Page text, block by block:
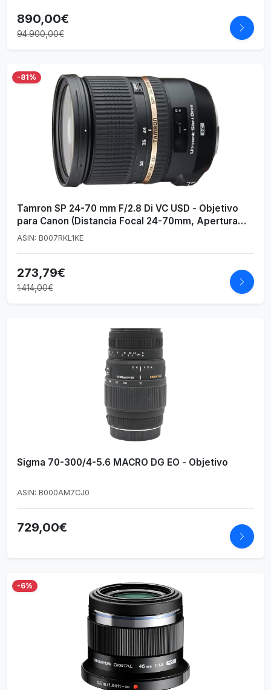
890,00€
94.900,00€
-81%
Tamron SP 24-70 mm F/2.8 Di VC USD - Objetivo
para Canon (Distancia Focal 24-70mm, Apertura
f/2.8, estabilizador óptico, Macro, diámetro: 82mm)
ASIN: B007RKL1KE
273,79€
1.414,00€
Sigma 70-300/4-5.6 MACRO DG EO - Objetivo
ASIN: B000AM7CJ0
729,00€
-6%